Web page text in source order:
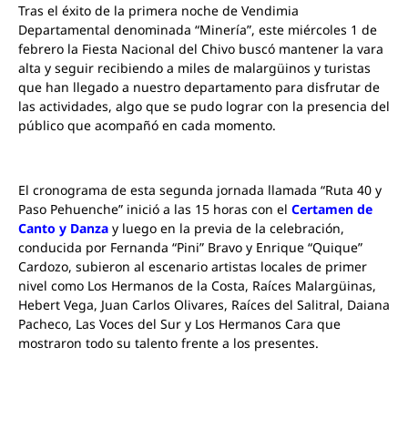
Tras el éxito de la primera noche de Vendimia
Departamental denominada “Minería”, este miércoles 1 de
febrero la Fiesta Nacional del Chivo buscó mantener la vara
alta y seguir recibiendo a miles de malargüinos y turistas
que han llegado a nuestro departamento para disfrutar de
las actividades, algo que se pudo lograr con la presencia del
público que acompañó en cada momento.
El cronograma de esta segunda jornada llamada “Ruta 40 y
Paso Pehuenche” inició a las 15 horas con el Certamen de
Canto y Danza y luego en la previa de la celebración,
conducida por Fernanda “Pini” Bravo y Enrique “Quique”
Cardozo, subieron al escenario artistas locales de primer
nivel como Los Hermanos de la Costa, Raíces Malargüinas,
Hebert Vega, Juan Carlos Olivares, Raíces del Salitral, Daiana
Pacheco, Las Voces del Sur y Los Hermanos Cara que
mostraron todo su talento frente a los presentes.